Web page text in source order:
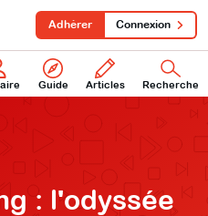
Guide Articles Recherche
Adhérer Connexion
: l'odyssée